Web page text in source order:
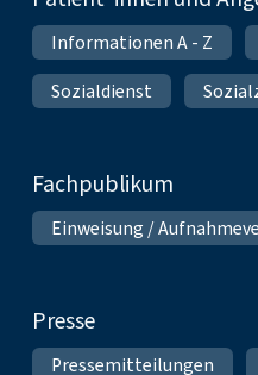
Informationen A - Z
Sozialdienst
Fachpublikum
Einweisung /
Presse
Pressemitteilungen